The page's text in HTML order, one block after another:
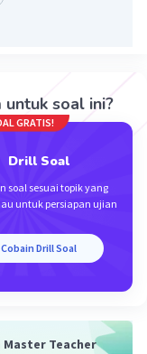
soal ini?
GRATIS!
Drill Soal
soal sesuai topik yang
untuk persiapan ujian
Cobain Drill Soal
Teacher